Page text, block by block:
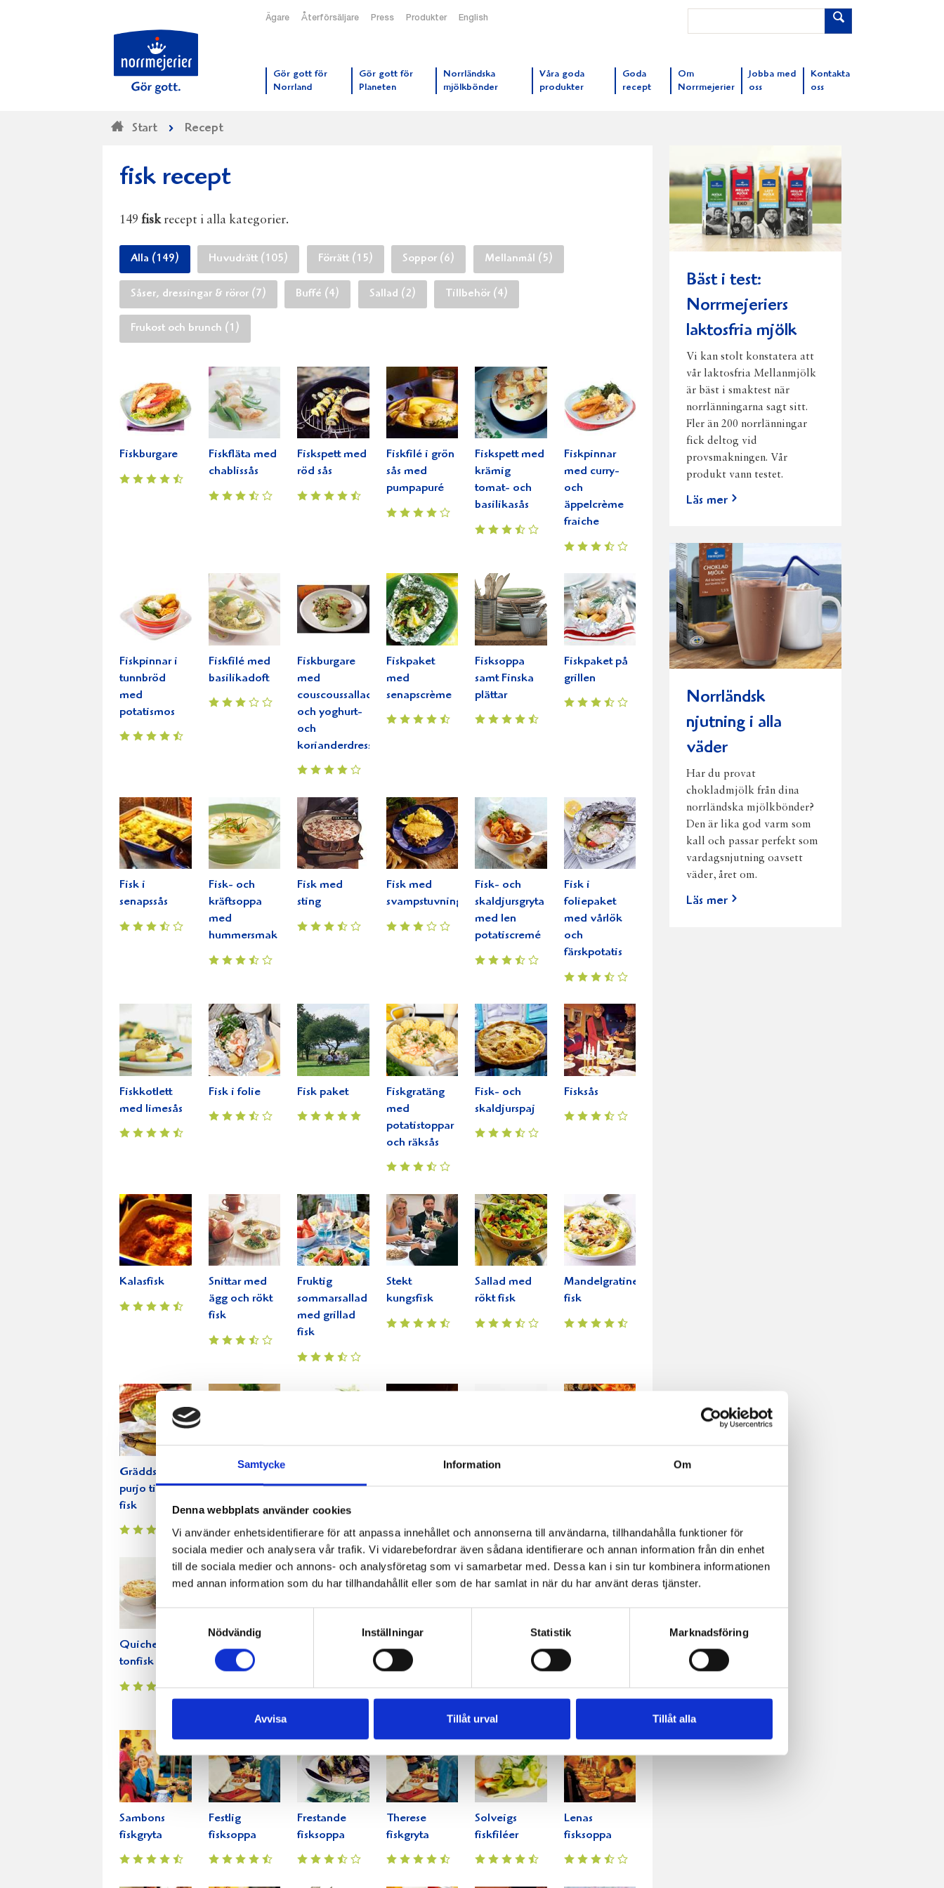
Samtycke Information Om
Denna webbplats använder cookies
Vi använder enhetsidentifierare för att anpassa innehållet och annonserna till användarna, tillhandahålla funktioner för
sociala medier och analysera vår trafik. Vi vidarebefordrar även sådana identifierare och annan information från din enhet
till de sociala medier och annons- och analysföretag som vi samarbetar med. Dessa kan i sin tur kombinera informationen
med annan information som du har tillhandahållit eller som de har samlat in när du har använt deras tjänster.
Samtyckesval
Nödvändig
Inställningar Statistik Marknadsföring
Avvisa Tillåt urval Tillåt alla
Ägare Återförsäljare Press Produkter English
Gör gott för
Norrland
Gör gott för
Planeten
Norrländska
mjölkbönder
Våra goda
produkter
Goda
recept
Om
Norrmejerier
Jobba med
oss
Kontakta
oss
Start Recept
fisk recept
149 fiskrecept i alla kategorier.
Alla (149) Huvudrätt (105) Förrätt (15) Soppor (6) Mellanmål (5)
Såser, dressingar & röror (7) Buffé (4) Sallad (2) Tillbehör (4)
Frukost och brunch (1)
Fiskburgare
Fiskfläta med
chablissås
Fiskspett med
röd sås
Fiskfilé i grön
sås med
pumpapuré
Fiskspett med
krämig
tomat- och
basilikasås
Fiskpinnar
med curry-
och
äppelcrème
fraiche
Fiskpinnar i
tunnbröd
med
potatismos
Fiskfilé med
basilikadoft
Fiskburgare
med
couscoussallad
och yoghurt-
och
korianderdressing.
Fiskpaket
med
senapscrème
Fisksoppa
samt Finska
plättar
Fiskpaket på
grillen
Fisk i
senapssås
Fisk- och
kräftsoppa
med
hummersmak
Fisk med
sting
Fisk med
svampstuvning
Fisk- och
skaldjursgryta
med len
potatiscremé
Fisk i
foliepaket
med vårlök
och
färskpotatis
Fiskkotlett
med limesås
Fisk i folie Fisk paket
Fiskgratäng
med
potatistoppar
och räksås
Fisk- och
skaldjurspaj
Fisksås
Kalasfisk
Snittar med
ägg och rökt
fisk
Fruktig
sommarsallad
med grillad
fisk
Stekt
kungsfisk
Sallad med
rökt fisk
Mandelgratinerad
fisk
Gräddstuvad
purjo till rökt
fisk
Fiskdressing
grön creme
fraiche
krabbfisk
Varm ciabatta
med tonfisk
festfisk
Quiche på
tonfisk
fiskgrytan
färgglada
Sambons
fiskgryta
Festlig
fisksoppa
Frestande
fisksoppa
Therese
fiskgryta
Solveigs
fiskfiléer
Lenas
fisksoppa
Bäst i test:
Norrmejeriers
laktosfria mjölk
Vi kan stolt konstatera att
vår laktosfria Mellanmjölk
är bäst i smaktest när
norrlänningarna sagt sitt.
Fler än 200 norrlänningar
fick deltog vid
provsmakningen. Vår
produkt vann testet.
Läs mer
Norrländsk
njutning i alla
väder
Har du provat
chokladmjölk från dina
norrländska mjölkbönder?
Den är lika god varm som
kall och passar perfekt som
vardagsnjutning oavsett
väder, året om.
Läs mer